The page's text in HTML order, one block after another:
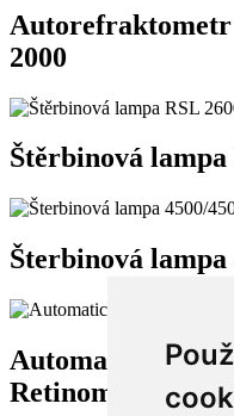
2000
Štěrbinová
Šterbinová
Automatický
Retinomax